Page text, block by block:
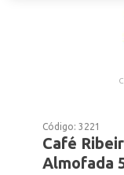
Código:3221
Café
Almofada